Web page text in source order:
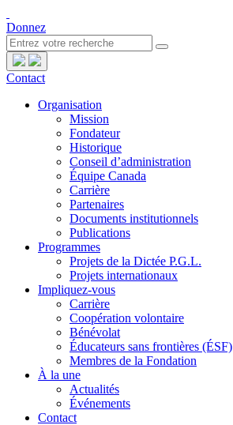
Donnez
Contact
Organisation
Mission
Fondateur
Historique
Conseil d’administration
Équipe Canada
Carrière
Partenaires
Documents institutionnels
Publications
Programmes
Projets de la Dictée P.G.L.
Projets internationaux
Impliquez-vous
Carrière
Coopération volontaire
Bénévolat
Éducateurs sans frontières (ÉSF)
Membres de la Fondation
À la une
Actualités
Événements
Contact